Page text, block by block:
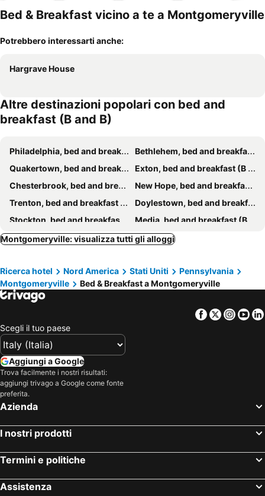
Bed & Breakfast vicino a te a Montgomeryville
Potrebbero interessarti anche:
Hargrave House
Altre destinazioni popolari con bed and
breakfast (B and B)
Philadelphia, bed and breakfast (B and B)
Bethlehem, bed and breakfast (B and B)
Quakertown, bed and breakfast (B and B)
Exton, bed and breakfast (B and B)
Chesterbrook, bed and breakfast (B and B)
New Hope, bed and breakfast (B and B)
Trenton, bed and breakfast (B and B)
Doylestown, bed and breakfast (B and B)
Stockton, bed and breakfast (B and B)
Media, bed and breakfast (B and B)
Pipersville, bed and breakfast (B and B)
Lawnside, bed and breakfast (B and B)
Jenkintown, bed and breakfast (B and B)
Bordentown, bed and breakfast (B and B)
Conshohocken, bed and breakfast (B and B)
Hopewell Township, bed and breakfast (B and B)
Chester, bed and breakfast (B and B)
Montgomeryville: visualizza tutti gli alloggi
Ricerca hotel Nord America Stati Uniti
Pennsylvania
Montgomeryville
Bed & Breakfast a Montgomeryville
Facebook
Twitter
Scegli il tuo paese
Aggiungi a Google
Trova facilmente i nostri risultati:
aggiungi trivago a Google come fonte
preferita.
Azienda
I nostri prodotti
Termini e politiche
Assistenza